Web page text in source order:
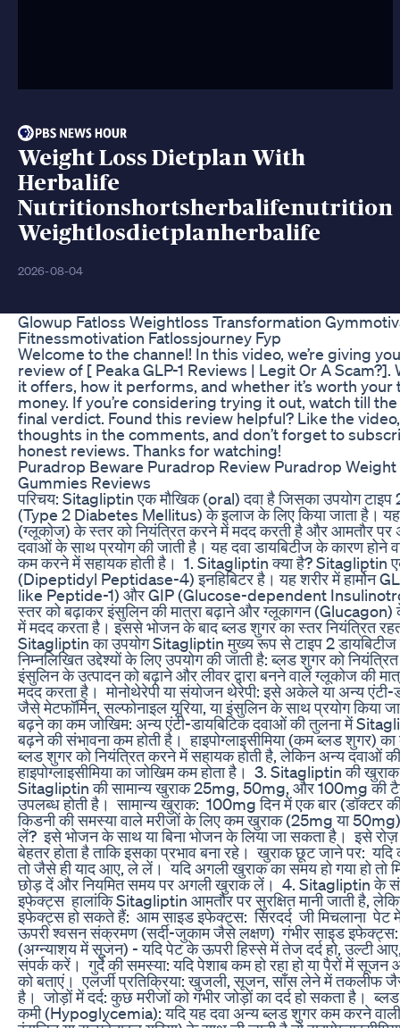
Weight Loss Dietplan With
Herbalife
Nutritionshortsherbalifenutrition
Weightlosdietplanherbalife
2026-08-04
Glowup Fatloss Weightloss Transformation
Fitnessmotivation Fatlossjourney Fyp
Welcome to the channel! In this video, we’re giving
review of [ Peaka GLP-1 Reviews | Legit Or A Scam?].
it offers, how it performs, and whether it’s worth your
money. If you’re considering trying it out, watch till
final verdict. Found this review helpful? Like the
thoughts in the comments, and don’t forget to
honest reviews. Thanks for watching!
Puradrop Beware Puradrop Review Puradrop
Gummies Reviews
‎परिचय: ‎Sitagliptin एक मौखिक (oral) दवा है जिसका उपयोग टाइप
(Type 2 Diabetes Mellitus) के इलाज के लिए किया जाता है। यह
(ग्लूकोज) के स्तर को नियंत्रित करने में मदद करती है और आमतौर पर
दवाओं के साथ प्रयोग की जाती है। यह दवा डायबिटीज के कारण होने
कम करने में सहायक होती है। ‎ ‎1. Sitagliptin क्या है? ‎Sitagliptin
(Dipeptidyl Peptidase-4) इनहिबिटर है। यह शरीर में हार्मोन
like Peptide-1) और GIP (Glucose-dependent
स्तर को बढ़ाकर इंसुलिन की मात्रा बढ़ाने और ग्लूकागन
में मदद करता है। इससे भोजन के बाद ब्लड शुगर का स्तर नियंत्रित
Sitagliptin का उपयोग ‎Sitagliptin मुख्य रूप से टाइप 2
निम्नलिखित उद्देश्यों के लिए उपयोग की जाती है: ‎ब्लड शुगर को
इंसुलिन के उत्पादन को बढ़ाने और लीवर द्वारा बनने वाले ग्लूकोज की
मदद करता है। ‎ ‎मोनोथेरेपी या संयोजन थेरेपी: इसे अकेले या अन्य एंटी-
जैसे मेटफॉर्मिन, सल्फोनाइल यूरिया, या इंसुलिन के साथ प्रयोग किया
बढ़ने का कम जोखिम: अन्य एंटी-डायबिटिक दवाओं की तुलना में
बढ़ने की संभावना कम होती है। ‎ ‎हाइपोग्लाइसीमिया (कम ब्लड शुगर)
ब्लड शुगर को नियंत्रित करने में सहायक होती है, लेकिन अन्य दवाओं
हाइपोग्लाइसीमिया का जोखिम कम होता है। ‎ ‎3. Sitagliptin की
‎Sitagliptin की सामान्य खुराक 25mg, 50mg, और 100mg की
उपलब्ध होती है। ‎ ‎सामान्य खुराक: ‎ ‎100mg दिन में एक बार (डॉक्टर
‎किडनी की समस्या वाले मरीजों के लिए कम खुराक (25mg या
लें? ‎ ‎इसे भोजन के साथ या बिना भोजन के लिया जा सकता है। ‎ ‎इसे
बेहतर होता है ताकि इसका प्रभाव बना रहे। ‎ ‎खुराक छूट जाने पर:
तो जैसे ही याद आए, ले लें। ‎ ‎यदि अगली खुराक का समय हो गया हो तो
छोड़ दें और नियमित समय पर अगली खुराक लें। ‎ ‎4. Sitagliptin के
इफेक्ट्स ‎ ‎हालांकि Sitagliptin आमतौर पर सुरक्षित मानी जाती है,
इफेक्ट्स हो सकते हैं: ‎ ‎आम साइड इफेक्ट्स: ‎ ‎सिरदर्द ‎ ‎जी मिचलाना ‎ ‎पेट में
‎ऊपरी श्वसन संक्रमण (सर्दी-जुकाम जैसे लक्षण) ‎ ‎गंभीर साइड इफेक्ट्स:
(अग्न्याशय में सूजन) - यदि पेट के ऊपरी हिस्से में तेज दर्द हो, उल्टी
संपर्क करें। ‎ ‎गुर्दे की समस्या: यदि पेशाब कम हो रहा हो या पैरों में सूजन
को बताएं। ‎ ‎एलर्जी प्रतिक्रिया: खुजली, सूजन, साँस लेने में तकलीफ
है। ‎ ‎जोड़ों में दर्द: कुछ मरीजों को गंभीर जोड़ों का दर्द हो सकता है।
कमी (Hypoglycemia): यदि यह दवा अन्य ब्लड शुगर कम करने